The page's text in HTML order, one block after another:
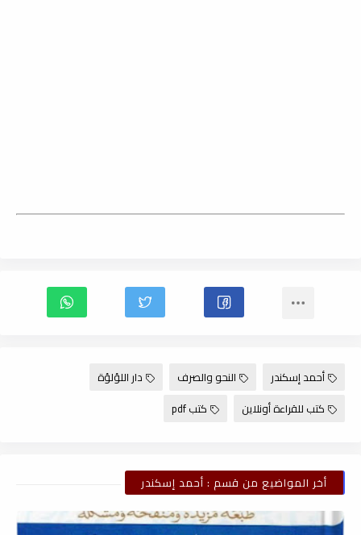
أحمد إسكندر النحو والصرف
دار اللؤلؤة
كتب للقراءة أونلاين
كتب pdf
أخر المواضيع من قسم : أحمد إسكندر